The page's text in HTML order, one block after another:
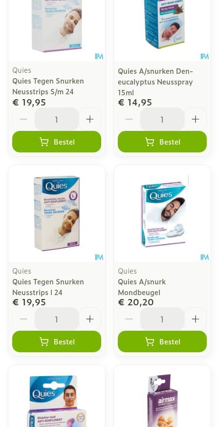
Quies
Quies Tegen Snurken
Neusstrips S/m 24
€ 19,95
Bestel
Quies A/snurken Den-
eucalyptus Neusspray
15ml
€ 14,95
Bestel
Quies
Quies Tegen Snurken
Neusstrips l 24
€ 19,95
Bestel
Quies
Quies A/snurk
Mondbeugel
€ 20,20
Bestel